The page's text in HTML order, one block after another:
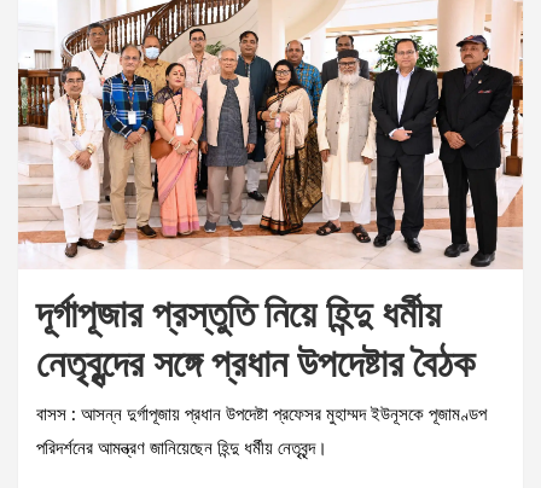
দূর্গাপূজার প্রস্তুতি নিয়ে হিন্দু ধর্মীয়
নেতৃবৃন্দের সঙ্গে প্রধান উপদেষ্টার বৈঠক
বাসস : আসন্ন দুর্গাপূজায় প্রধান উপদেষ্টা প্রফেসর মুহাম্মদ ইউনূসকে পূজামণ্ডপ
পরিদর্শনের আমন্ত্রণ জানিয়েছেন হিন্দু ধর্মীয় নেতৃবৃন্দ।